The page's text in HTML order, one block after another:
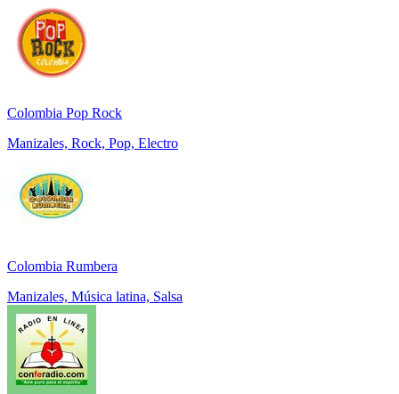
Colombia Pop Rock
Manizales, Rock, Pop, Electro
Colombia Rumbera
Manizales, Música latina, Salsa